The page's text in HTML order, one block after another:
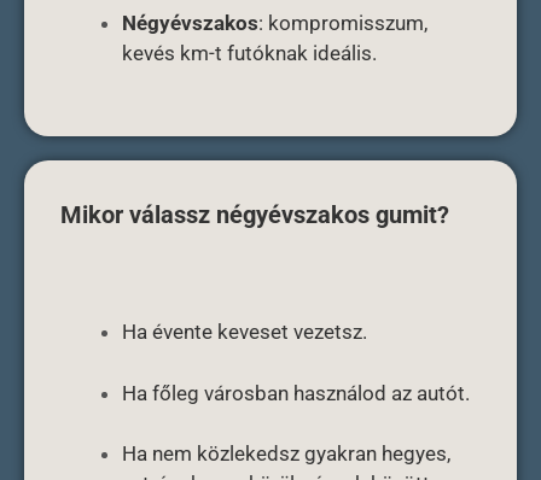
Négyévszakos: kompromisszum,
kevés km-t futóknak ideális.
Mikor válassz négyévszakos gumit?
Ha évente keveset vezetsz.
Ha főleg városban használod az autót.
Ha nem közlekedsz gyakran hegyes,